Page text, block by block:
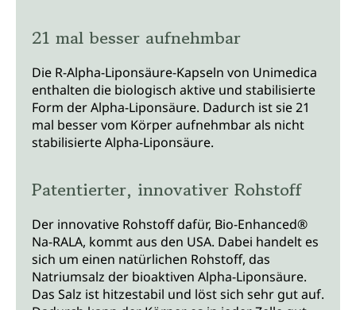
21 mal besser aufnehmbar
Die R-Alpha-Liponsäure-Kapseln von Unimedica
enthalten die biologisch aktive und stabilisierte
Form der Alpha-Liponsäure. Dadurch ist sie 21
mal besser vom Körper aufnehmbar als nicht
stabilisierte Alpha-Liponsäure.
Patentierter, innovativer Rohstoff
Der innovative Rohstoff dafür, Bio-Enhanced®
Na-RALA, kommt aus den USA. Dabei handelt es
sich um einen natürlichen Rohstoff, das
Natriumsalz der bioaktiven Alpha-Liponsäure.
Das Salz ist hitzestabil und löst sich sehr gut auf.